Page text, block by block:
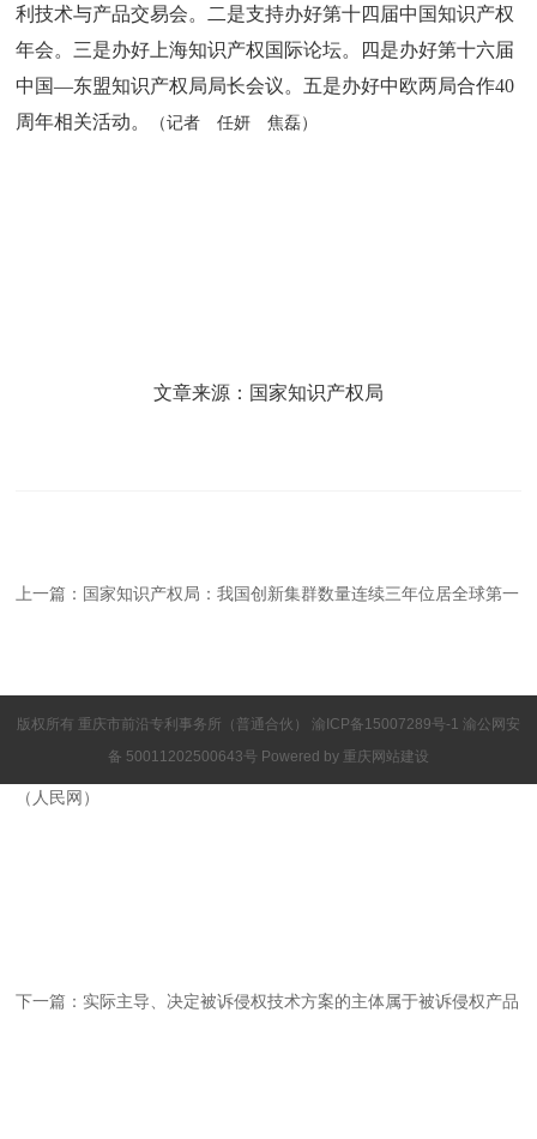
利技术与产品交易会。二是支持办好第十四届中国知识产权
年会。三是办好上海知识产权国际论坛。四是办好第十六届
中国—东盟知识产权局局长会议。五是办好中欧两局合作40
周年相关活动。
（记者 任妍 焦磊）
文章来源：国家知识产权局
上一篇： 国家知识产权局：我国创新集群数量连续三年位居全球第一
（人民网）
下一篇： 实际主导、决定被诉侵权技术方案的主体属于被诉侵权产品
版权所有 重庆市前沿专利事务所（普通合伙） 渝ICP备15007289号-1 渝公网安
备 50011202500643号 Powered by 重庆网站建设